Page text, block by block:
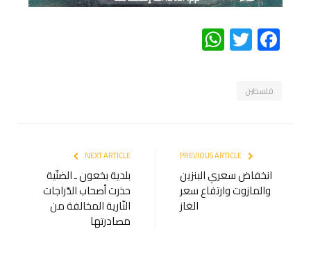
Facebook
Twitter
WhatsApp
فلسطين
انخفاض سعري البنزين
والمازوت وارتفاع سعر
الغاز
NEXT ARTICLE
بلدية بخعون ـ الضنّية
حذرت أصحاب الدّراجات
النّارية المخالفة من
مصادرتها